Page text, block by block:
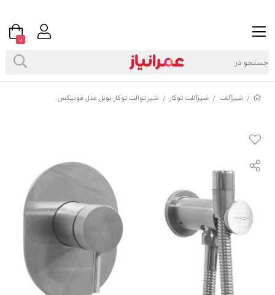
/ شیرآلات / شیرآلات توکار / شیر توالت توکار نوبل مدل فونیکس
0